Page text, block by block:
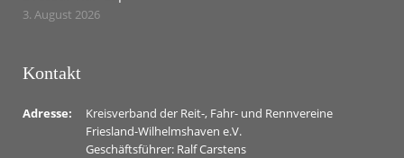
3. August 2026
Kontakt
Adresse:
Kreisverband der Reit-, Fahr- und Rennvereine
Friesland-Wilhelmshaven e.V.
Geschäftsführer: Ralf Carstens